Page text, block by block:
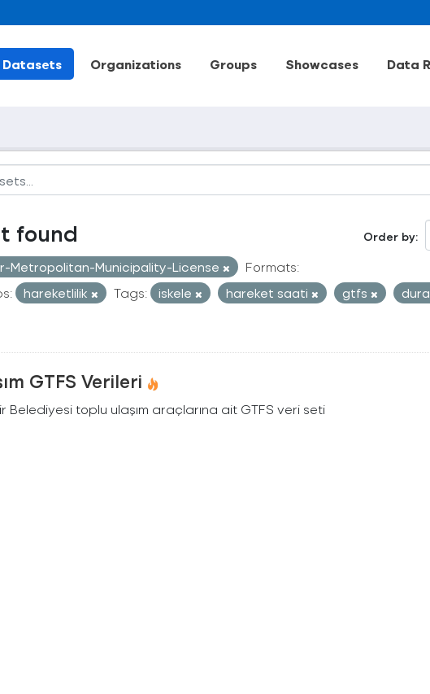
Datasets Organizations Groups Showcases Data
Order by
found
Metropolitan-Municipality-License
Formats:
hareketlilik Tags: iskele hareket saati gtfs
GTFS Verileri
Belediyesi toplu ulaşım araçlarına ait GTFS veri seti